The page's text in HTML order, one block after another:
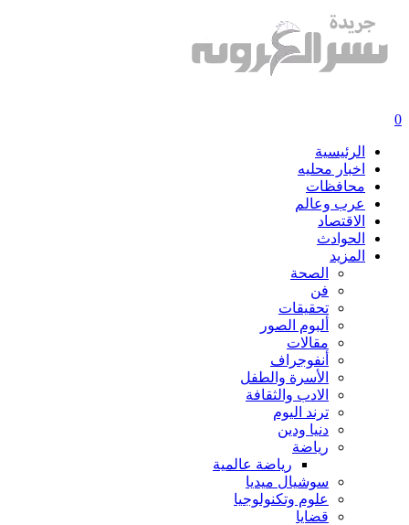
0
الرئيسية
اخبار محليه
محافظات
عرب وعالم
الاقتصاد
الحوادث
المزيد
الصحة
فن
تحقيقات
ألبوم الصور
مقالات
أنفوجراف
الأسرة والطفل
الادب والثقافة
ترند اليوم
دنيا ودين
رياضة
رياضة عالمية
سوشيال ميديا
علوم وتكنولوجيا
قضايا